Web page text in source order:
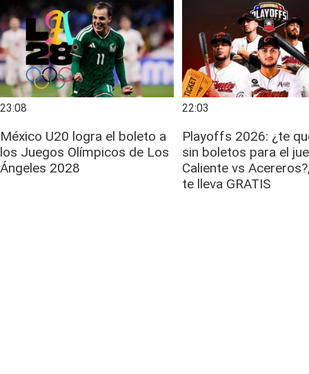
23:08
México U20 logra el boleto a
los Juegos Olímpicos de Los
Ángeles 2028
22:03
Playoffs 2026: ¿te
sin boletos para el
Caliente vs
te lleva GRATIS